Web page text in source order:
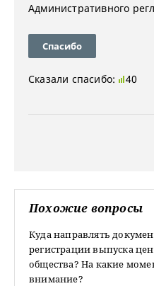
Административного
Спасибо
Сказали спасибо: 40
Похожие вопросы
Куда направлять
регистрации выпуска
общества? На какие
внимание?